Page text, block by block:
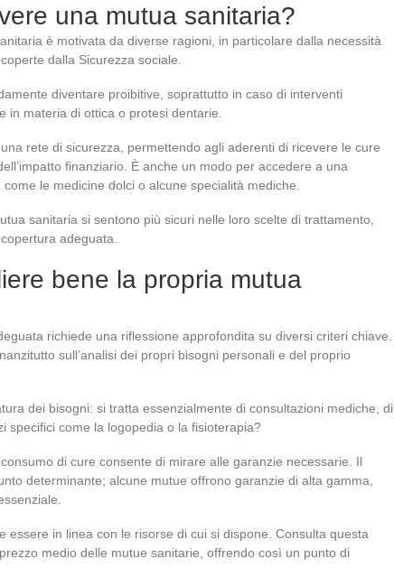
una mutua sanitaria?
è motivata da diverse ragioni, in particolare dalla necessità
dalla Sicurezza sociale.
diventare proibitive, soprattutto in caso di interventi
in materia di ottica o protesi dentarie.
rete di sicurezza, permettendo agli aderenti di ricevere le cure
finanziario. È anche un modo per accedere a una
le medicine dolci o alcune specialità mediche.
sanitaria si sentono più sicuri nelle loro scelte di trattamento,
adeguata.
bene la propria mutua
richiede una riflessione approfondita su diversi criteri chiave.
sull’analisi dei propri bisogni personali e del proprio
dei bisogni: si tratta essenzialmente di consultazioni mediche, di
specifici come la logopedia o la fisioterapia?
di cure consente di mirare alle garanzie necessarie. Il
determinante; alcune mutue offrono garanzie di alta gamma,
essere in linea con le risorse di cui si dispone. Consulta questa
medio delle mutue sanitarie, offrendo così un punto di